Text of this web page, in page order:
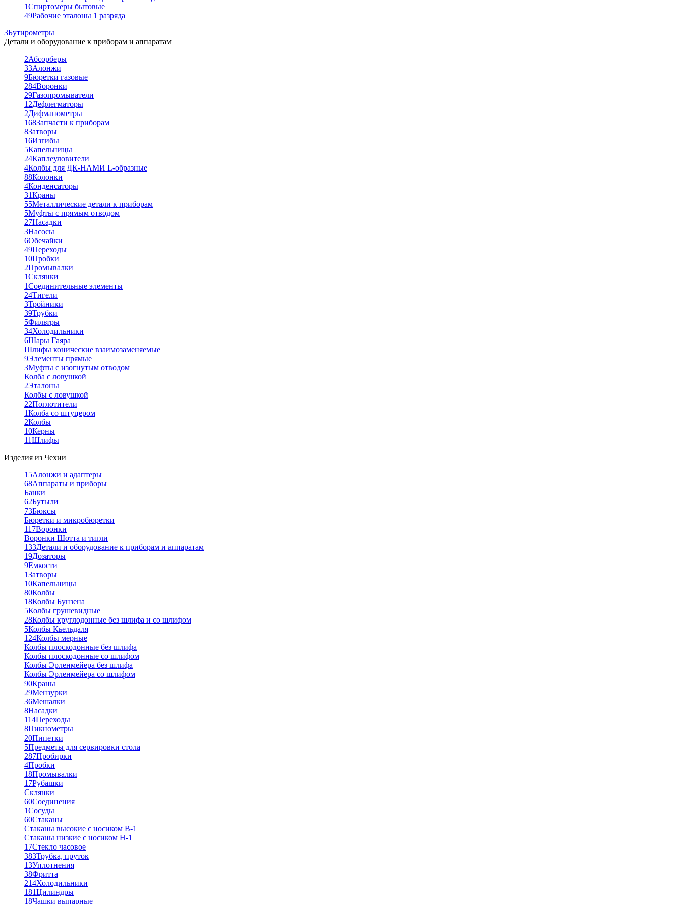
1Спиртомеры бытовые
49Рабочие эталоны 1 разряда
3Бутирометры
Детали и оборудование к приборам и аппаратам
2Абсорберы
33Алонжи
9Бюретки газовые
284Воронки
29Газопромыватели
12Дефлегматоры
2Дифманометры
168Запчасти к приборам
8Затворы
16Изгибы
5Капельницы
24Каплеуловители
4Колбы для ДК-НАМИ L-образные
88Колонки
4Конденсаторы
31Краны
55Металлические детали к приборам
5Муфты с прямым отводом
27Насадки
3Насосы
6Обечайки
49Переходы
10Пробки
2Промывалки
1Склянки
1Соединительные элементы
24Тигели
3Тройники
39Трубки
5Фильтры
34Холодильники
6Шары Гаяра
Шлифы конические взаимозаменяемые
9Элементы прямые
3Муфты с изогнутым отводом
Колба с ловушкой
2Эталоны
Колбы с ловушкой
22Поглотители
1Колба со штуцером
2Колбы
10Керны
11Шлифы
Изделия из Чехии
15Алонжи и адаптеры
68Аппараты и приборы
Банки
62Бутыли
73Бюксы
Бюретки и микробюретки
117Воронки
Воронки Шотта и тигли
133Детали и оборудование к приборам и аппаратам
19Дозаторы
9Емкости
1Затворы
10Капельницы
80Колбы
18Колбы Бунзена
5Колбы грушевидные
28Колбы круглодонные без шлифа и со шлифом
5Колбы Кьельдаля
124Колбы мерные
Колбы плоскодонные без шлифа
Колбы плоскодонные со шлифом
Колбы Эрленмейера без шлифа
Колбы Эрленмейера со шлифом
90Краны
29Мензурки
36Мешалки
8Насадки
114Переходы
8Пикнометры
20Пипетки
5Предметы для сервировки стола
287Пробирки
4Пробки
18Промывалки
17Рубашки
Склянки
60Соединения
1Сосуды
60Стаканы
Стаканы высокие с носиком В-1
Стаканы низкие с носиком Н-1
17Стекло часовое
383Трубка, пруток
13Уплотнения
38Фритта
214Холодильники
181Цилиндры
18Чашки выпарные